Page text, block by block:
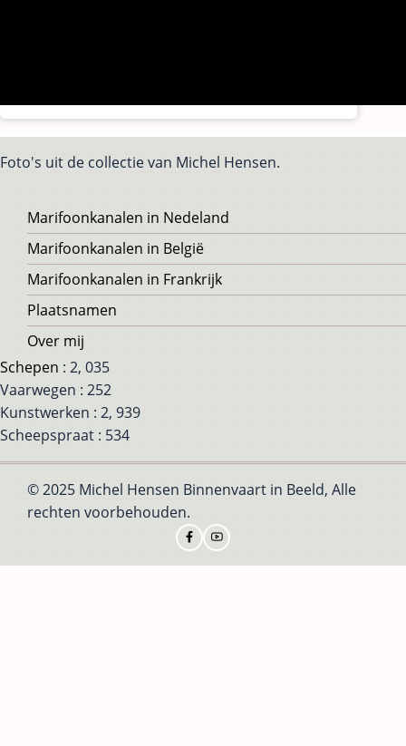
Foto's uit de collectie van Michel Hensen.
Voet
Marifoonkanalen in Nedeland
Marifoonkanalen in België
Marifoonkanalen in Frankrijk
Plaatsnamen
Over mij
Schepen : 2, 035
Vaarwegen : 252
Kunstwerken : 2, 939
Scheepspraat : 534
© 2025 Michel Hensen Binnenvaart in Beeld, Alle
rechten voorbehouden.